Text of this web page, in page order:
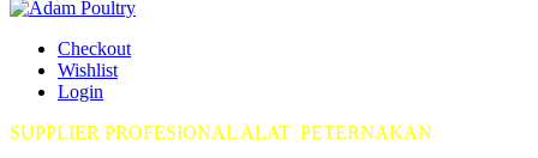
Checkout
Wishlist
Login
SUPPLIER PROFESIONAL ALAT PETERNAKAN